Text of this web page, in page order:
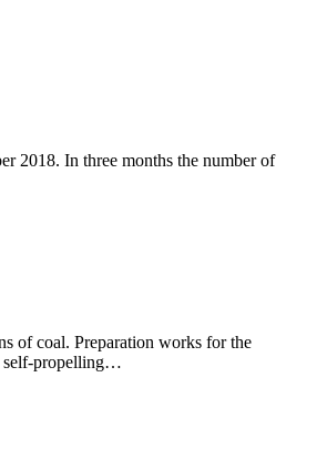
2018. In three months the number of
of coal. Preparation works for the
self-propelling…